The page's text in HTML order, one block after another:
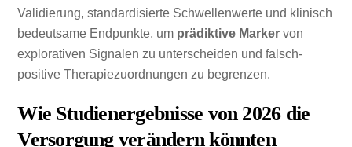
Validierung, standardisierte Schwellenwerte und klinisch
bedeutsame Endpunkte, um prädiktive Marker von
explorativen Signalen zu unterscheiden und falsch-
positive Therapiezuordnungen zu begrenzen.
Wie Studienergebnisse von 2026 die
Versorgung verändern könnten